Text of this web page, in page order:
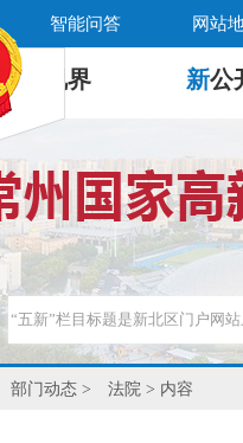
智能问答 网站
新 视界 新公
部门动态 > 法院 > 内容